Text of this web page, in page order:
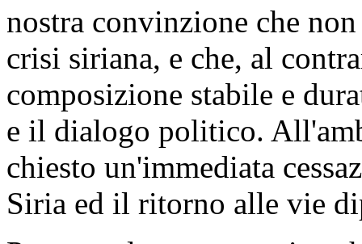
nostra convinzione che
crisi siriana, e che, al
composizione stabile e
e il dialogo politico.
chiesto un'immediata
Siria ed il ritorno alle vie